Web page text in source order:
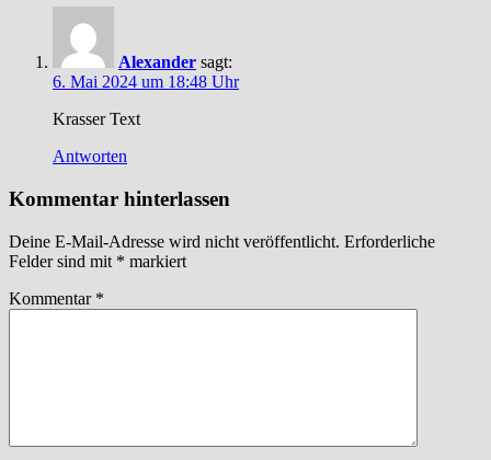
Alexander sagt:
6. Mai 2024 um 18:48 Uhr
Krasser Text
Antworten
Kommentar hinterlassen
Deine E-Mail-Adresse wird nicht veröffentlicht. Erforderliche
Felder sind mit * markiert
Kommentar *